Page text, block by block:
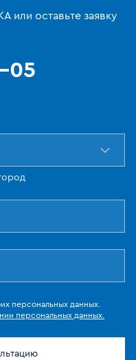
или оставьте заявку
05
персональных данных.
персональных данных.